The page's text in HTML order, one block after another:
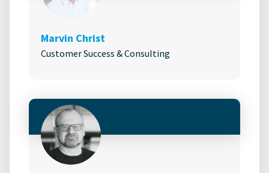
Marvin Christ
Customer Success & Consulting